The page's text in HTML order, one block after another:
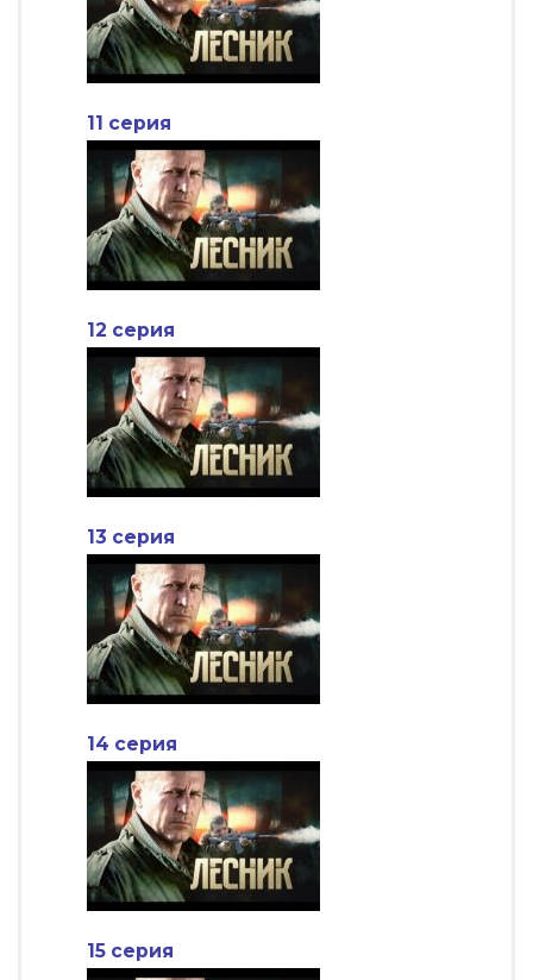
11 серия
12 серия
13 серия
14 серия
15 серия